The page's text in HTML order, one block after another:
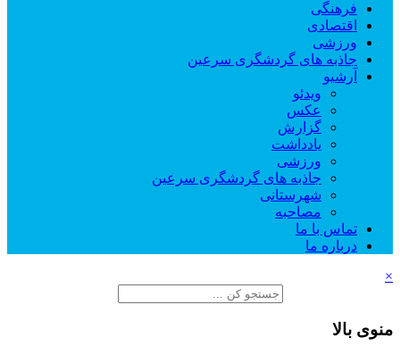
فرهنگی
اقتصادی
ورزشی
جاذبه های گردشگری سرعین
آرشیو
ویدئو
عکس
گزارش
یادداشت
ورزشی
جاذبه های گردشگری سرعین
شهرستانی
مصاحبه
تماس با ما
درباره ما
×
منوی بالا